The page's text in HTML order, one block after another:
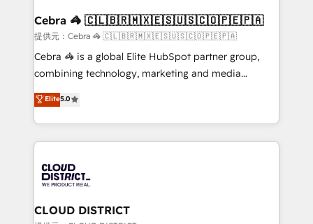
CS: 245% organic growth & +751% new visitors for a
full-funnel HubSpot project ✨ CS: 415% conversion
boost with a new HubSpot site Recognized leaders:
🏆 HubSpot Platform Migration Impact Award 🏆
Inbound Campaign of the Year 🏆 Gold AVA Digital
Award for Best Website 🌟 Accreditations: CRM
Cebra 🦓 🇨🇱🇧🇷🇲🇽🇪🇸🇺🇸🇨🇴🇵🇪🇵🇦
提供元：Cebra 🦓 🇨🇱🇧🇷🇲🇽🇪🇸🇺🇸🇨🇴🇵🇪🇵🇦
Cebra 🦓 is a global Elite HubSpot partner group,
combining technology, marketing and media
expertise across Latin America and Southern
Europe, with teams across 7 countries. Born in Chile,
we combine local insight with international reach to
help businesses grow through technology, creativity,
500+ HubSpot implementations, building end-to-
end solutions that integrate CRM, AI automation,
inbound and loop marketing, content, and digital
Elite5.0
CLOUD DISTRICT